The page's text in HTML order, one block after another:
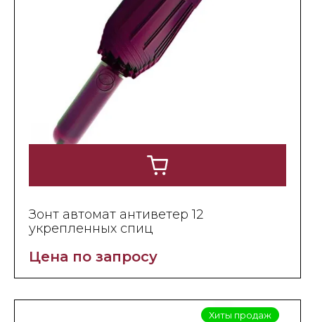
Зонт автомат антиветер 12
укрепленных спиц
Цена по запросу
Хиты продаж